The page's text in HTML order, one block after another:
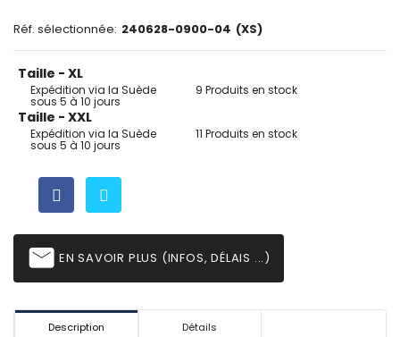
Réf. sélectionnée: 240628-0900-04 (XS)
Taille - XL
Expédition via la Suède
sous 5 à 10 jours
9 Produits en stock
Taille - XXL
Expédition via la Suède
sous 5 à 10 jours
11 Produits en stock
email EN SAVOIR PLUS (INFOS, DÉLAIS ...)
Description Détails